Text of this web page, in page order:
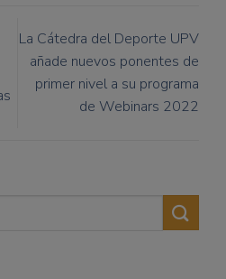
La Cátedra del Deporte UPV
añade nuevos ponentes de
primer nivel a su programa
de Webinars 2022